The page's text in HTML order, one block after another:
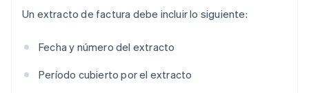
Un extracto de factura debe incluir lo siguiente:
Fecha y número del extracto
Período cubierto por el extracto